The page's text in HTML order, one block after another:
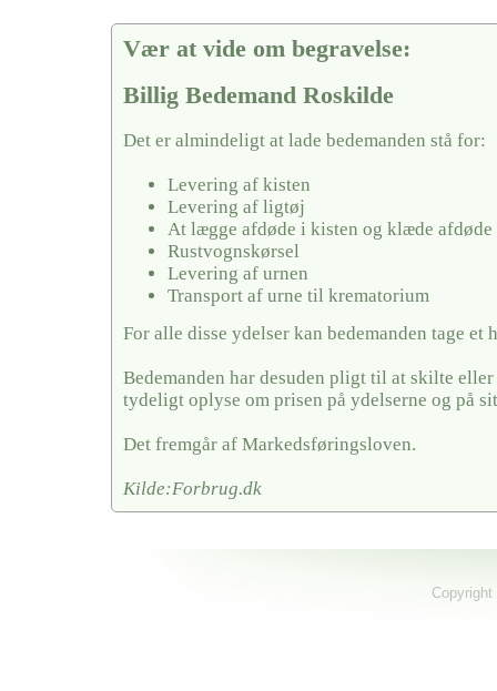
Vær at vide om begravelse:
Billig Bedemand Roskilde
Det er almindeligt at lade bedemanden stå for:
Levering af kisten
Levering af ligtøj
At lægge afdøde i kisten og klæde afdøde
Rustvognskørsel
Levering af urnen
Transport af urne til krematorium
For alle disse ydelser kan bedemanden tage et
Bedemanden har desuden pligt til at skilte eller
tydeligt oplyse om prisen på ydelserne og på
Det fremgår af Markedsføringsloven.
Kilde:Forbrug.dk